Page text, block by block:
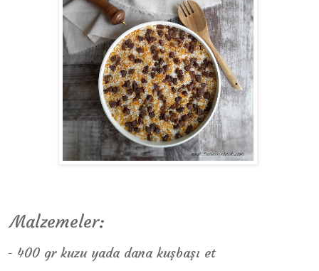
Malzemeler:
- 400 gr kuzu yada dana kuşbaşı et